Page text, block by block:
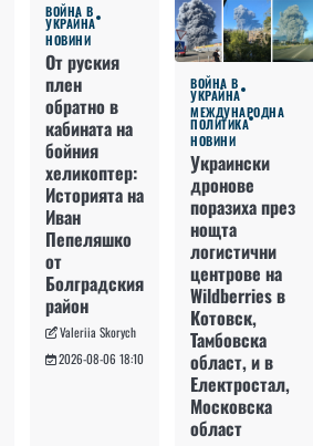
ВОЙНА В
УКРАЙНА
НОВИНИ
От руския
плен
обратно в
кабината на
бойния
хеликоптер:
Историята на
Иван
Пепеляшко
от
Болградския
район
Valeriia Skorych
2026-08-06 18:10
ВОЙНА В
УКРАЙНА
МЕЖДУНАРОДНА
ПОЛИТИКА
НОВИНИ
Украински
дронове
поразиха през
нощта
логистични
центрове на
Wildberries в
Котовск,
Тамбовска
област, и в
Електростал,
Московска
област